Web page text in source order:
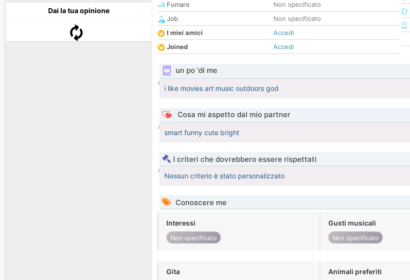
Dai la tua opinione
Fumare
Non specificato
Job
Non specificato
I miei amici
Accedi
Joined
Accedi
un po 'di me
i like movies art music outdoors god
Cosa mi aspetto dal mio partner
smart funny cute bright
I criteri che dovrebbero essere rispettati
Nessun criterio è stato personalizzato
Conoscere me
Interessi
Non specificato
Gusti musicali
Non specificato
Gita Animali preferiti